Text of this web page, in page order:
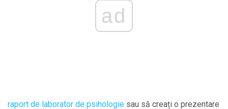
ad
raport de laborator de psihologie sau să creați o prezentare